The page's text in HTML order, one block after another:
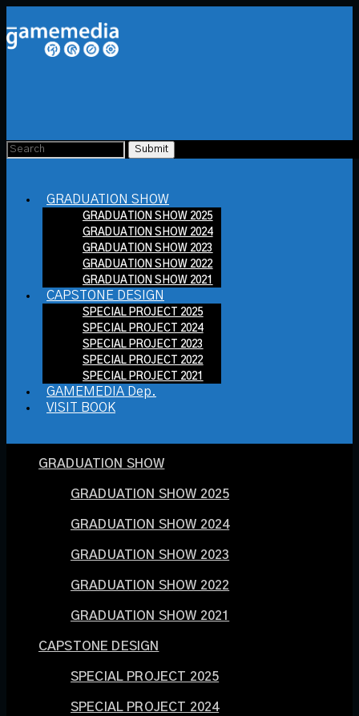
GRADUATION SHOW
GRADUATION SHOW 2025
GRADUATION SHOW 2024
GRADUATION SHOW 2023
GRADUATION SHOW 2022
GRADUATION SHOW 2021
CAPSTONE DESIGN
SPECIAL PROJECT 2025
SPECIAL PROJECT 2024
SPECIAL PROJECT 2023
SPECIAL PROJECT 2022
SPECIAL PROJECT 2021
GAMEMEDIA Dep.
VISIT BOOK
GRADUATION SHOW
GRADUATION SHOW 2025
GRADUATION SHOW 2024
GRADUATION SHOW 2023
GRADUATION SHOW 2022
GRADUATION SHOW 2021
CAPSTONE DESIGN
SPECIAL PROJECT 2025
SPECIAL PROJECT 2024